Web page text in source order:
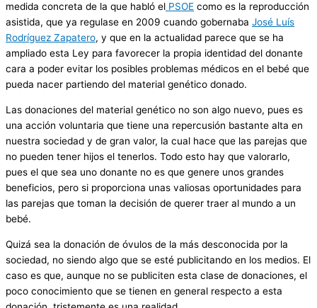
medida concreta de la que habló el PSOE como es la reproducción
asistida, que ya regulase en 2009 cuando gobernaba José Luís
Rodríguez Zapatero, y que en la actualidad parece que se ha
ampliado esta Ley para favorecer la propia identidad del donante
cara a poder evitar los posibles problemas médicos en el bebé que
pueda nacer partiendo del material genético donado.
Las donaciones del material genético no son algo nuevo, pues es
una acción voluntaria que tiene una repercusión bastante alta en
nuestra sociedad y de gran valor, la cual hace que las parejas que
no pueden tener hijos el tenerlos. Todo esto hay que valorarlo,
pues el que sea uno donante no es que genere unos grandes
beneficios, pero si proporciona unas valiosas oportunidades para
las parejas que toman la decisión de querer traer al mundo a un
bebé.
Quizá sea la donación de óvulos de la más desconocida por la
sociedad, no siendo algo que se esté publicitando en los medios. El
caso es que, aunque no se publiciten esta clase de donaciones, el
poco conocimiento que se tienen en general respecto a esta